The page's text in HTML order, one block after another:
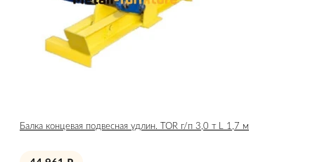
Балка концевая подвесная удлин. TOR г/п 3,0 т L 1,7 м